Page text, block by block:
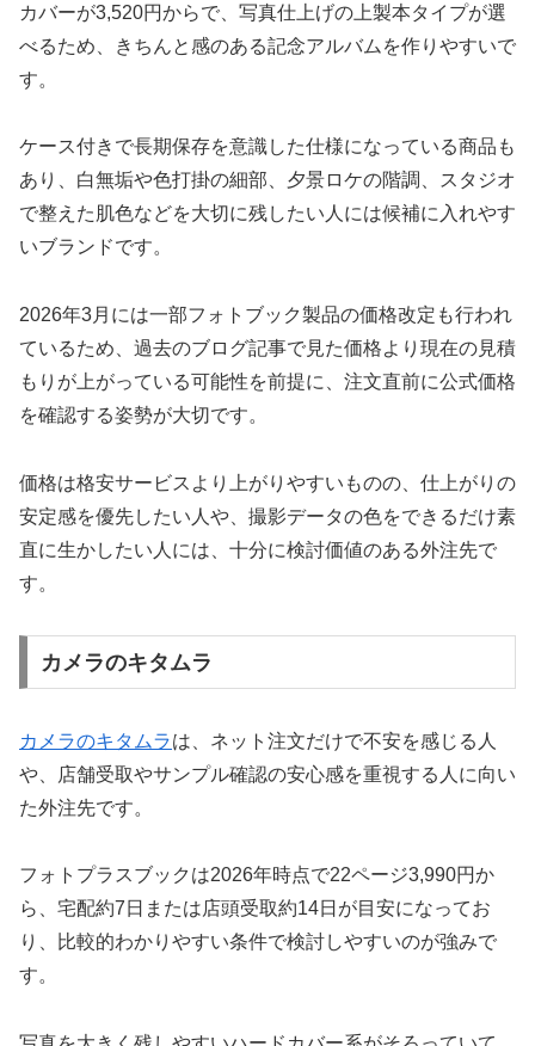
カバーが3,520円からで、写真仕上げの上製本タイプが選
べるため、きちんと感のある記念アルバムを作りやすいで
す。
ケース付きで長期保存を意識した仕様になっている商品も
あり、白無垢や色打掛の細部、夕景ロケの階調、スタジオ
で整えた肌色などを大切に残したい人には候補に入れやす
いブランドです。
2026年3月には一部フォトブック製品の価格改定も行われ
ているため、過去のブログ記事で見た価格より現在の見積
もりが上がっている可能性を前提に、注文直前に公式価格
を確認する姿勢が大切です。
価格は格安サービスより上がりやすいものの、仕上がりの
安定感を優先したい人や、撮影データの色をできるだけ素
直に生かしたい人には、十分に検討価値のある外注先で
す。
カメラのキタムラ
カメラのキタムラは、ネット注文だけで不安を感じる人
や、店舗受取やサンプル確認の安心感を重視する人に向い
た外注先です。
フォトプラスブックは2026年時点で22ページ3,990円か
ら、宅配約7日または店頭受取約14日が目安になってお
り、比較的わかりやすい条件で検討しやすいのが強みで
す。